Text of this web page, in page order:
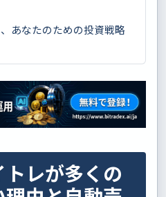
あなたのための投資戦略
レが多くの